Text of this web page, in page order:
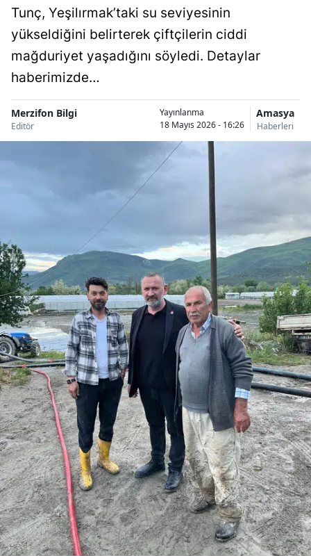
Tunç, Yeşilırmak’taki su seviyesinin
yükseldiğini belirterek çiftçilerin ciddi
mağduriyet yaşadığını söyledi. Detaylar
haberimizde…
Merzifon Bilgi
Editör
Yayınlanma
18 Mayıs 2026 - 16:26
Amasya
Haberleri